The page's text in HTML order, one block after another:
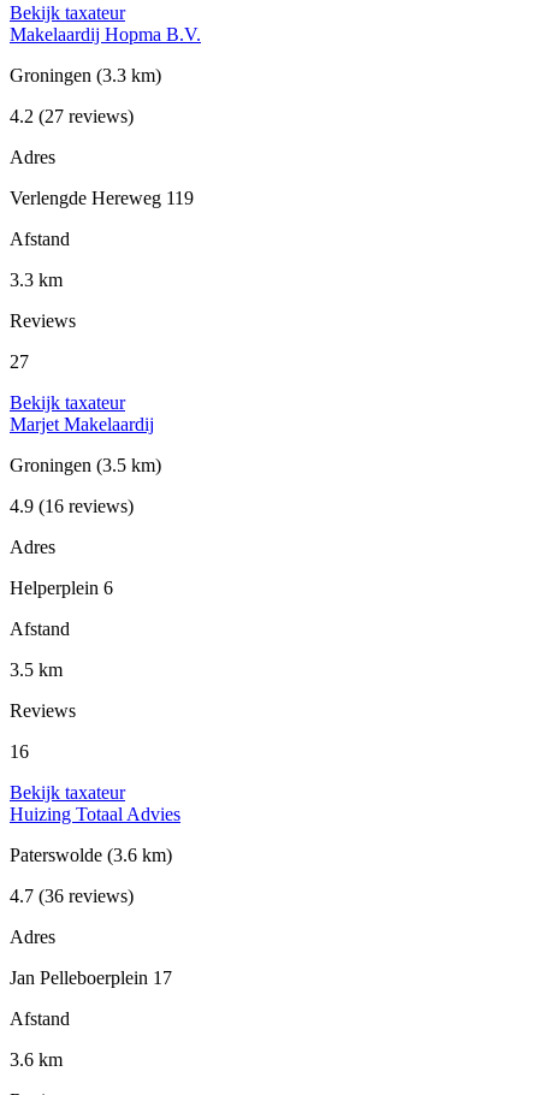
Bekijk taxateur
Makelaardij Hopma B.V.
Groningen (3.3 km)
4.2 (27 reviews)
Adres
Verlengde Hereweg 119
Afstand
3.3 km
Reviews
27
Bekijk taxateur
Marjet Makelaardij
Groningen (3.5 km)
4.9 (16 reviews)
Adres
Helperplein 6
Afstand
3.5 km
Reviews
16
Bekijk taxateur
Huizing Totaal Advies
Paterswolde (3.6 km)
4.7 (36 reviews)
Adres
Jan Pelleboerplein 17
Afstand
3.6 km